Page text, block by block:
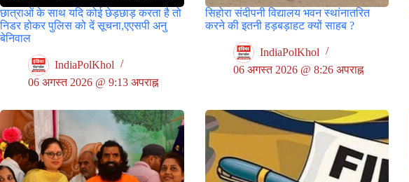
छात्राओं के साथ यदि कोई छेड़छाड़ करता है तो
निडर होकर पुलिस को दें सूचना,एएसपी अनु
बेनिवाल
IndiaPolKhol
06 अगस्त 2026 @ 9:13 अपराह्न
सिहोरा संदीपनी विद्यालय भवन स्थांनातरित
करने की इतनी हड़बड़ाहट क्यों साहब ?
IndiaPolKhol
06 अगस्त 2026 @ 8:26 अपराह्न